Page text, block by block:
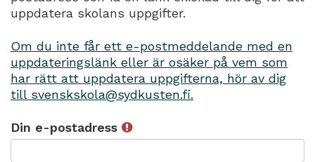
uppdatera skolans uppgifter.
Om du inte får ett e-postmeddelande med en
uppdateringslänk eller är osäker på vem som
har rätt att uppdatera uppgifterna, hör av dig
till svenskskola@sydkusten.fi.
Din e-postadress